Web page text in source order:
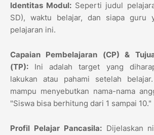
Identitas Modul: Seperti judul
SD), waktu belajar, dan siapa guru
pelajaran ini.
Capaian Pembelajaran (CP) &
(TP): Ini adalah target yang
lakukan atau pahami setelah
mampu menyebutkan nama-nama
"Siswa bisa berhitung dari 1 sampai 10."
Profil Pelajar Pancasila:Dijelaskan